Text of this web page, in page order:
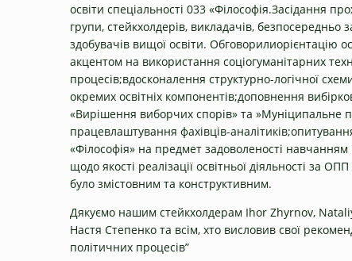
освіти спеціальності 033 «Філософія.Засідання
групи, стейкхолдерів, викладачів,
здобувачів вищої освіти. Обговорилиорієнтацію
акцентом на використання соціогуманітарних
процесів;вдосконалення структурно-логічної
окремих освітніх компонентів;доповнення
«Вирішення виборчих спорів» та »Муніципальне
працевлаштування фахівців-
«Філософія» на предмет задоволеності
щодо якості реалізації освітньої діяльності за
було змістовним та конструктивним.
Дякуємо нашим стейкхолдерам Ihor Zhyrnov,
Настя Степенко та всім, хто висловив свої
політичних процесів”